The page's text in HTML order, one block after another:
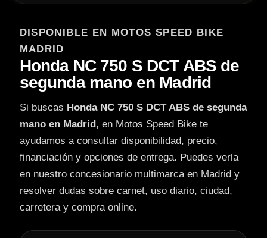
DISPONIBLE EN MOTOS SPEED BIKE
MADRID
Honda NC 750 S DCT ABS de
segunda mano en Madrid
Si buscas Honda NC 750 S DCT ABS de segunda
mano en Madrid , en Motos Speed Bike te
ayudamos a consultar disponibilidad, precio,
financiación y opciones de entrega. Puedes verla
en nuestro concesionario multimarca en Madrid y
resolver dudas sobre carnet, uso diario, ciudad,
carretera y compra online.